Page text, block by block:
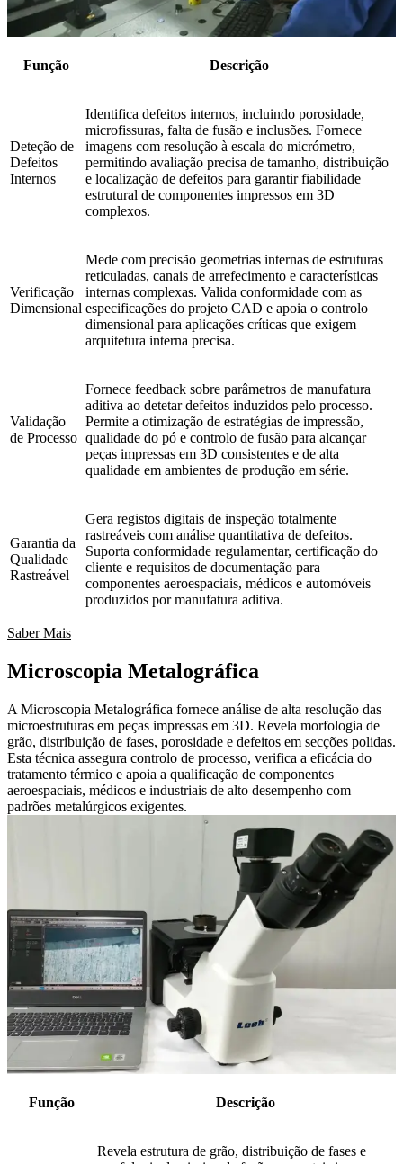
Função Descrição
Deteção de
Defeitos
Internos
Identifica defeitos internos, incluindo porosidade,
microfissuras, falta de fusão e inclusões. Fornece
imagens com resolução à escala do micrómetro,
permitindo avaliação precisa de tamanho, distribuição
e localização de defeitos para garantir fiabilidade
estrutural de componentes impressos em 3D
complexos.
Verificação
Dimensional
Mede com precisão geometrias internas de estruturas
reticuladas, canais de arrefecimento e características
internas complexas. Valida conformidade com as
especificações do projeto CAD e apoia o controlo
dimensional para aplicações críticas que exigem
arquitetura interna precisa.
Validação
de Processo
Fornece feedback sobre parâmetros de manufatura
aditiva ao detetar defeitos induzidos pelo processo.
Permite a otimização de estratégias de impressão,
qualidade do pó e controlo de fusão para alcançar
peças impressas em 3D consistentes e de alta
qualidade em ambientes de produção em série.
Garantia da
Qualidade
Rastreável
Gera registos digitais de inspeção totalmente
rastreáveis com análise quantitativa de defeitos.
Suporta conformidade regulamentar, certificação do
cliente e requisitos de documentação para
componentes aeroespaciais, médicos e automóveis
produzidos por manufatura aditiva.
Saber Mais
Microscopia Metalográfica
A Microscopia Metalográfica fornece análise de alta resolução das
microestruturas em peças impressas em 3D. Revela morfologia de
grão, distribuição de fases, porosidade e defeitos em secções polidas.
Esta técnica assegura controlo de processo, verifica a eficácia do
tratamento térmico e apoia a qualificação de componentes
aeroespaciais, médicos e industriais de alto desempenho com
padrões metalúrgicos exigentes.
Função Descrição
Revela estrutura de grão, distribuição de fases e